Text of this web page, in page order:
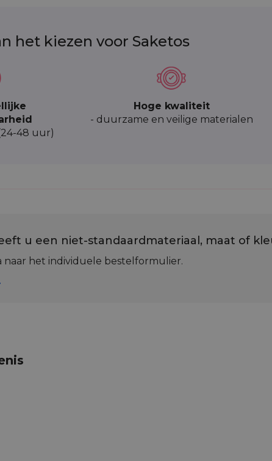
het kiezen voor Saketos
48 uur)
Hoge kwaliteit
- duurzame en veilige materialen
u een niet-standaardmateriaal, maat of
naar het individuele bestelformulier.